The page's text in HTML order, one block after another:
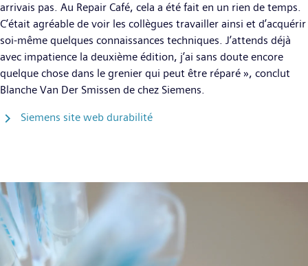
arrivais pas. Au Repair Café, cela a été fait en un rien de temps.
C’était agréable de voir les collègues travailler ainsi et d’acquérir
soi-même quelques connaissances techniques. J’attends déjà
avec impatience la deuxième édition, j’ai sans doute encore
quelque chose dans le grenier qui peut être réparé », conclut
Blanche Van Der Smissen de chez Siemens.
Siemens site web durabilité